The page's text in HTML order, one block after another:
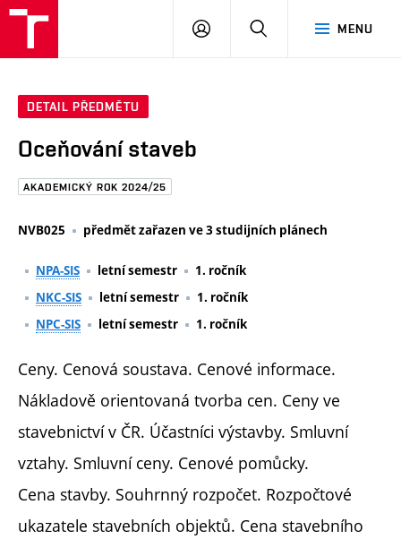
Brno
MENU
PŘIHLÁSIT
DETAIL PŘEDMĚTU
Oceňování staveb
AKADEMICKÝ ROK 2024/25
NVB025 předmět zařazen ve 3 studijních plánech
NPA-SIS letní semestr
1. ročník
NKC-SIS
letní semestr
1. ročník
NPC-SIS
letní semestr 1. ročník
Ceny. Cenová soustava. Cenové informace.
Nákladově orientovaná tvorba cen. Ceny ve
stavebnictví v ČR. Účastníci výstavby. Smluvní
vztahy. Smluvní ceny. Cenové pomůcky.
Cena stavby. Souhrnný rozpočet. Rozpočtové
ukazatele stavebních objektů. Cena stavebního